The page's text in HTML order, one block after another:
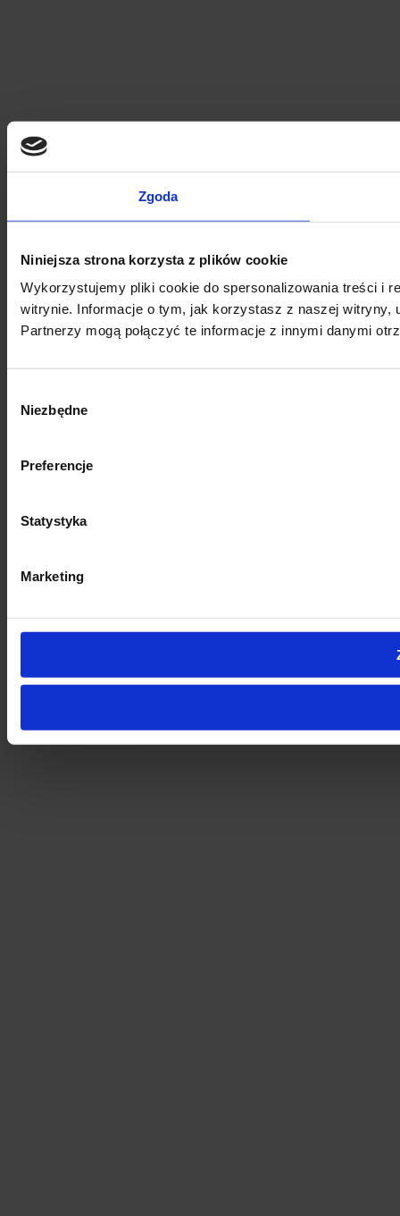
Zgoda
Niniejsza strona korzysta z plików cookie
Wykorzystujemy pliki cookie do spersonalizowania treści i
witrynie. Informacje o tym, jak korzystasz z naszej witryny,
Partnerzy mogą połączyć te informacje z innymi danymi
zgody
Niezbędne
Preferencje
Statystyka
Marketing